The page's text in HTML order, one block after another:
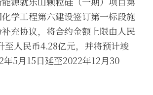
学工程第六建设签订第一标段施
充协议，将合约金额上限由人民
至人民币4.28亿元，并将预计竣
年5月15日延至2022年12月30